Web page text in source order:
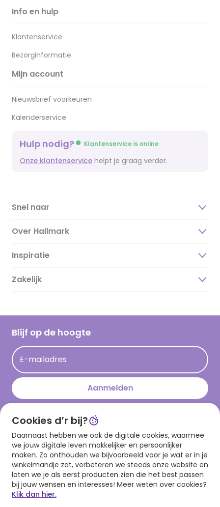
Info en hulp
Klantenservice
Bezorginformatie
Mijn account
Nieuwsbrief voorkeuren
Kalenderservice
Hulp nodig? Klantenservice is online
Onze klantenservice helpt je graag verder.
Snel naar
Over Hallmark
Over ons
Duurzaamheid
Hallmark Kaartclub
Acties
Persberichten
Hallmark en Kinderpostzegels
Inspiratie
Magazine
Cadeau inspiratie
Kaartinspiratie
Zakelijk
Blijf op de hoogte
E-mailadres
Aanmelden
Download onze app
Cookies d’r bij?
Daarnaast hebben we ook de digitale cookies, waarmee
we jouw digitale leven makkelijker en persoonlijker
maken. Zo onthouden we bijvoorbeeld voor je wat er in je
winkelmandje zat, verbeteren we steeds onze website en
laten we je als eerst producten zien die het best passen
bij jouw wensen en interesses! Meer weten over cookies?
Klik dan hier.